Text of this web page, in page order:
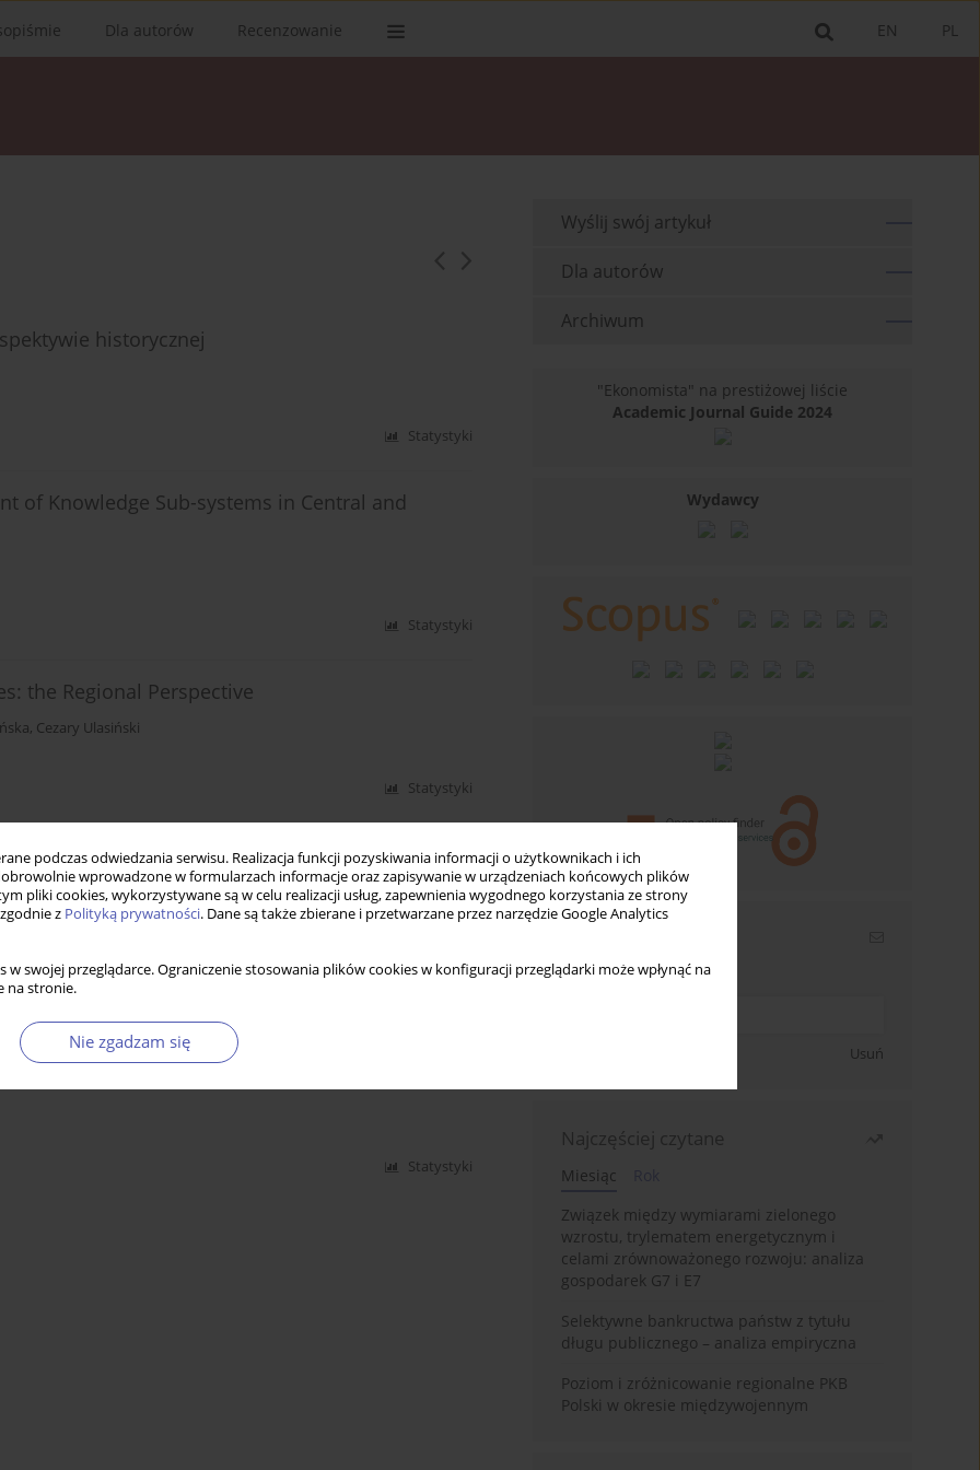
podczas odwiedzania serwisu. Realizacja funkcji pozyskiwania informacji o użytkownikach i ich
wprowadzone w formularzach informacje oraz zapisywanie w urządzeniach końcowych plików
pliki cookies, wykorzystywane są w celu realizacji usług, zapewnienia wygodnego korzystania ze strony
z Polityką prywatności. Dane są także zbierane i przetwarzane przez narzędzie Google Analytics
w swojej przeglądarce. Ograniczenie stosowania plików cookies w konfiguracji przeglądarki może wpłynąć na
na stronie.
Nie zgadzam się
PL
EN
Dla autorów Recenzowanie
historycznej
Statystyki
of Knowledge Sub-systems in Central and
Statystyki
the Regional Perspective
, Cezary Ulasiński
Statystyki
Wschodniej w przypadku kryzysu
Płaziak, Anna Irena Szymańska
Statystyki
ekonomicznych - propozycje Olivera Harta i
Statystyki
Wyślij swój artykuł
Dla autorów
Archiwum
"Ekonomista" na prestiżowej liście
Academic Journal Guide 2024
Wydawcy
Wpisz swój adres email
Usuń
Najczęściej czytane
Miesiąc
Związek między wymiarami zielonego
wzrostu, trylematem energetycznym i
celami zrównoważonego rozwoju: analiza
gospodarek G7 i E7
Selektywne bankructwa państw z tytułu
długu publicznego – analiza empiryczna
Poziom i zróżnicowanie regionalne PKB
Polski w okresie międzywojennym